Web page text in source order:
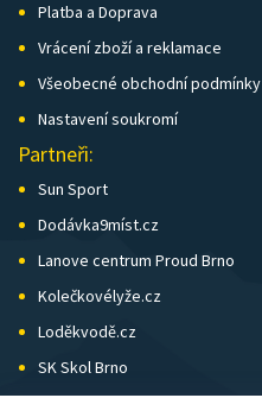
Platba a Doprava
Vrácení zboží a reklamace
Všeobecné obchodní podmínky
Nastavení soukromí
Partneři:
Sun Sport
Dodávka9míst.cz
Lanove centrum Proud Brno
Kolečkovélyže.cz
Loděkvodě.cz
SK Skol Brno